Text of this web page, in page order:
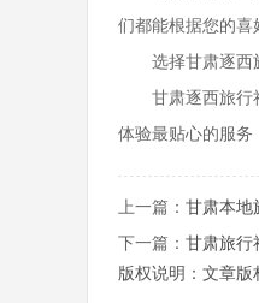
们都能根据您的喜
选择甘肃逐西
甘肃逐西旅行社
体验最贴心的服务
上一篇： 甘肃本地
下一篇： 甘肃旅行
版权说明：文章版